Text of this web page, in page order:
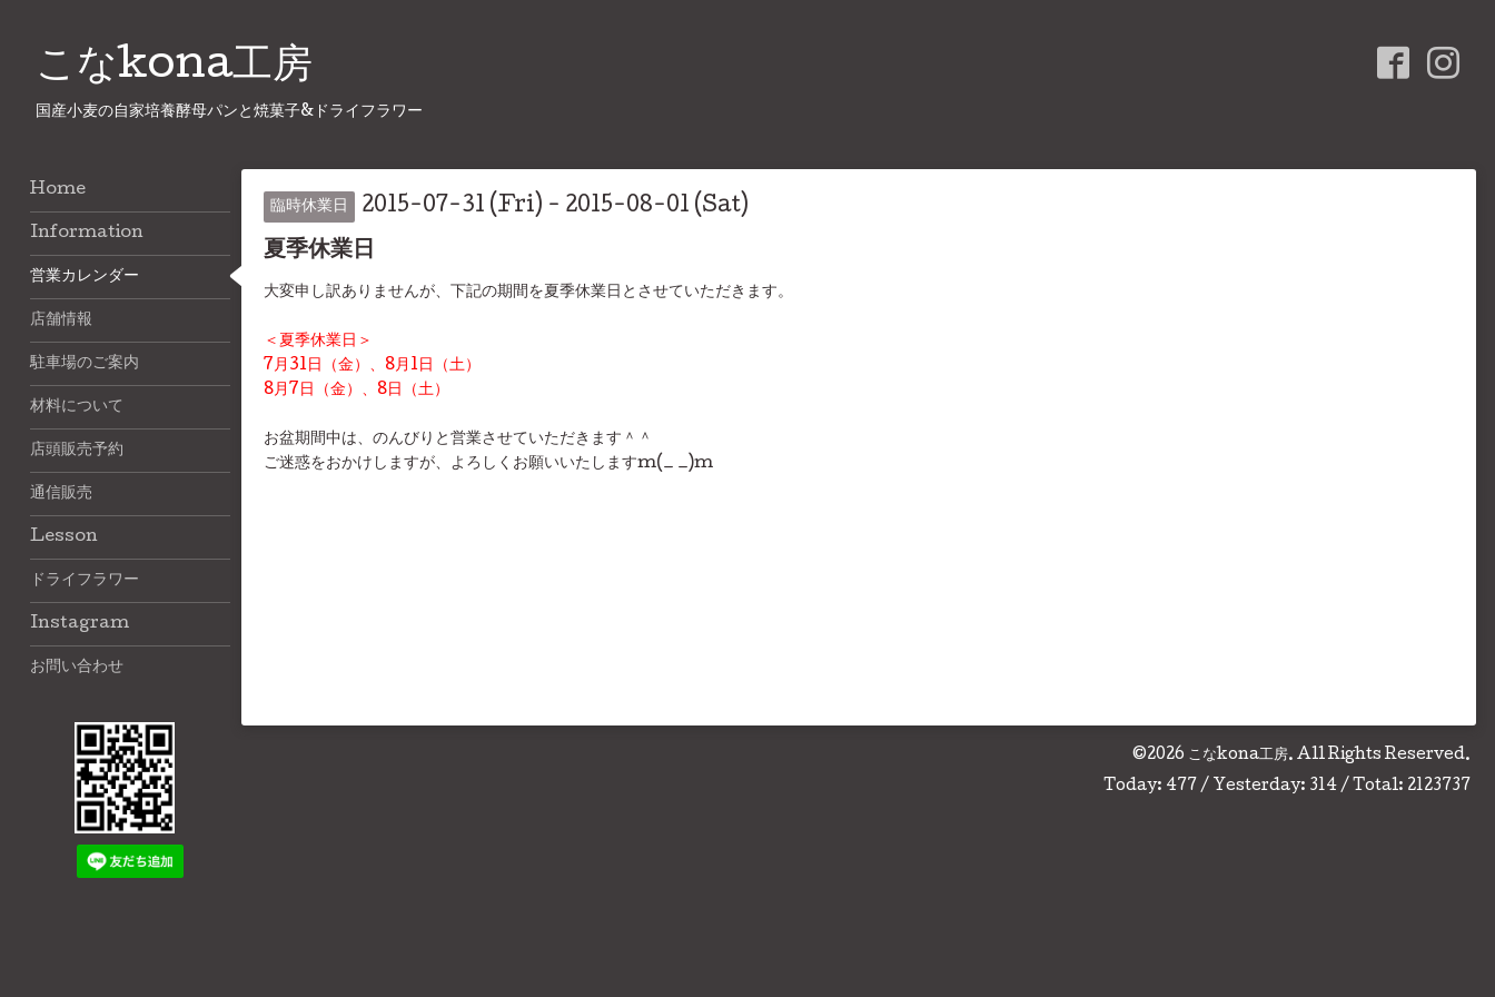
こなkona工房
国産小麦の自家培養酵母パンと焼菓子&ドライフラワー
臨時休業日 2015-07-31 (Fri) - 2015-08-01 (Sat)
夏季休業日
大変申し訳ありませんが、下記の期間を夏季休業日とさせていただきます。
＜夏季休業日＞
7月31日（金）、8月1日（土）
8月7日（金）、8日（土）
お盆期間中は、のんびりと営業させていただきます＾＾
ご迷惑をおかけしますが、よろしくお願いいたしますm(_ _)m
©2026 こなkona工房. All Rights Reserved.
Today: 477 / Yesterday: 314 / Total: 2123737
Home
Information
営業カレンダー
店舗情報
駐車場のご案内
材料について
店頭販売予約
通信販売
Lesson
ドライフラワー
Instagram
お問い合わせ